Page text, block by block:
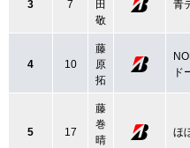
3 7
田
敬
青
4 10
藤
原
拓
ド
5 17
藤
巻
晴
ほ